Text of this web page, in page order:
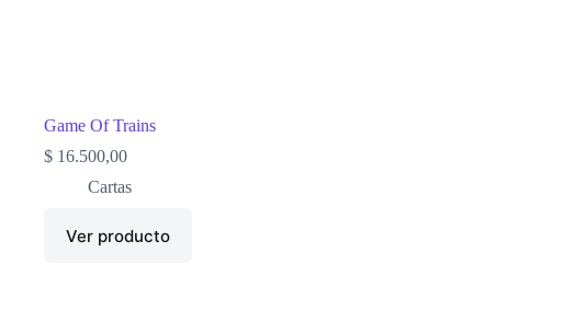
Game Of Trains
$ 16.500,00
Cartas
Ver producto